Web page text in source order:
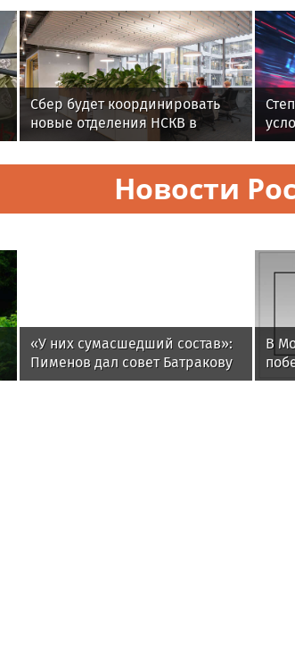
Сбер будет координировать
новые отделения НСКВ в
Омской и Томской областях
Новости
«У них сумасшедший состав»:
Пименов дал совет Батракову
на фоне интереса
В